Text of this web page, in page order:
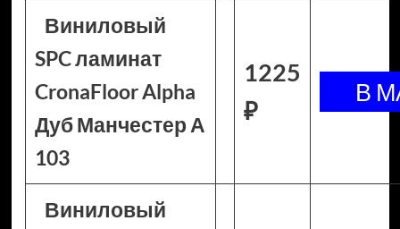
Виниловый
SPC ламинат
CronaFloor Alpha
Дуб Манчестер А
103
1225
₽
Виниловый